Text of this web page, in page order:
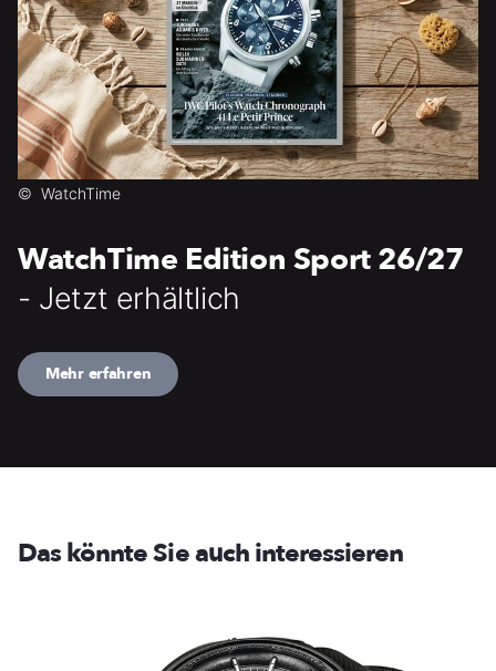
© WatchTime
WatchTime Edition Sport 26/27
- Jetzt erhältlich
Mehr erfahren
Das könnte Sie auch interessieren